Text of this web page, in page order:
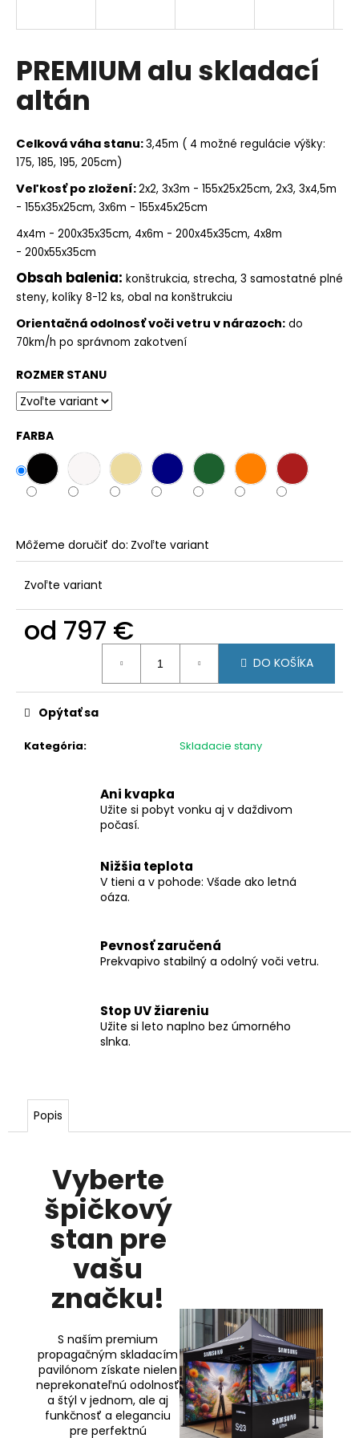
PREMIUM alu skladací
altán
Celková váha stanu:3,45m ( 4 možné regulácie výšky:
175, 185, 195, 205cm)
Veľkosť po zložení:2x2, 3x3m - 155x25x25cm, 2x3, 3x4,5m
- 155x35x25cm, 3x6m - 155x45x25cm
4x4m - 200x35x35cm, 4x6m - 200x45x35cm, 4x8m
- 200x55x35cm
Obsah balenia: konštrukcia, strecha, 3 samostatné plné
steny, kolíky 8-12 ks, obal na konštrukciu
Orientačná odolnosť voči vetru v nárazoch: do
70km/h po správnom zakotvení
ROZMER STANU
FARBA
Môžeme doručiť do: Zvoľte variant
Zvoľte variant
od 797 €
DO KOŠÍKA
Kategória: Skladacie stany
Opýtať sa
Ani kvapka
Užite si pobyt vonku aj v daždivom
počasí.
Nižšia teplota
V tieni a v pohode: Všade ako letná
oáza.
Pevnosť zaručená
Prekvapivo stabilný a odolný voči vetru.
Stop UV žiareniu
Užite si leto naplno bez úmorného
slnka.
Popis
Vyberte
špičkový
stan pre
vašu
značku!
S naším premium
propagačným skladacím
pavilónom získate nielen
neprekonateľnú odolnosť
a štýl v jednom, ale aj
funkčnosť a eleganciu
pre perfektnú